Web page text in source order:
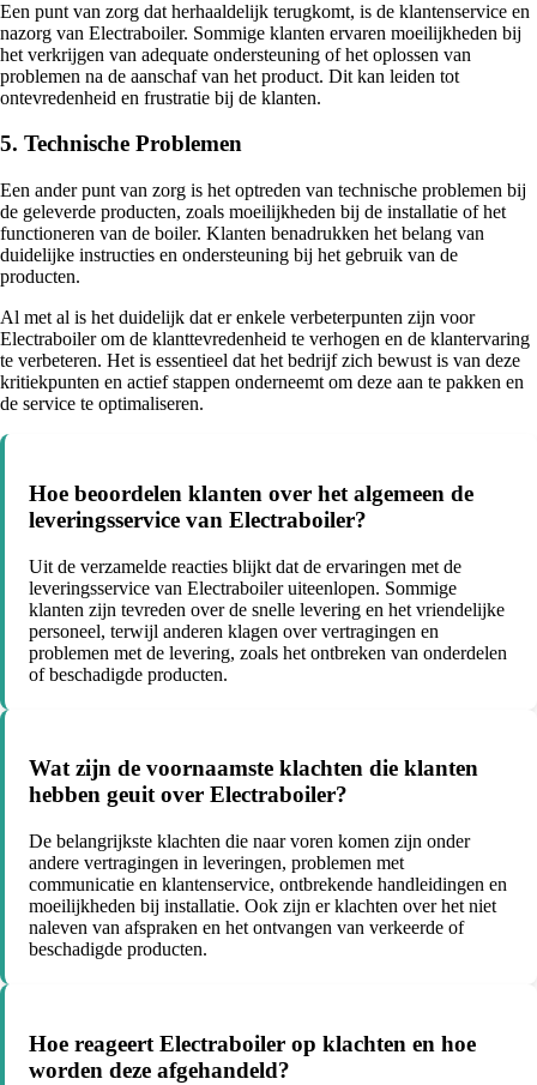
Een punt van zorg dat herhaaldelijk terugkomt, is de klantenservice en
nazorg van Electraboiler. Sommige klanten ervaren moeilijkheden bij
het verkrijgen van adequate ondersteuning of het oplossen van
problemen na de aanschaf van het product. Dit kan leiden tot
ontevredenheid en frustratie bij de klanten.
5. Technische Problemen
Een ander punt van zorg is het optreden van technische problemen bij
de geleverde producten, zoals moeilijkheden bij de installatie of het
functioneren van de boiler. Klanten benadrukken het belang van
duidelijke instructies en ondersteuning bij het gebruik van de
producten.
Al met al is het duidelijk dat er enkele verbeterpunten zijn voor
Electraboiler om de klanttevredenheid te verhogen en de klantervaring
te verbeteren. Het is essentieel dat het bedrijf zich bewust is van deze
kritiekpunten en actief stappen onderneemt om deze aan te pakken en
de service te optimaliseren.
Hoe beoordelen klanten over het algemeen de
leveringsservice van Electraboiler?
Uit de verzamelde reacties blijkt dat de ervaringen met de
leveringsservice van Electraboiler uiteenlopen. Sommige
klanten zijn tevreden over de snelle levering en het vriendelijke
personeel, terwijl anderen klagen over vertragingen en
problemen met de levering, zoals het ontbreken van onderdelen
of beschadigde producten.
Wat zijn de voornaamste klachten die klanten
hebben geuit over Electraboiler?
De belangrijkste klachten die naar voren komen zijn onder
andere vertragingen in leveringen, problemen met
communicatie en klantenservice, ontbrekende handleidingen en
moeilijkheden bij installatie. Ook zijn er klachten over het niet
naleven van afspraken en het ontvangen van verkeerde of
beschadigde producten.
Hoe reageert Electraboiler op klachten en hoe
worden deze afgehandeld?